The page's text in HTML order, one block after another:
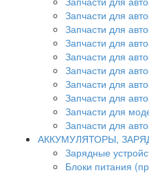
Запчасти для
Запчасти для
Запчасти для
Запчасти для
Запчасти для
Запчасти для
Запчасти для
Запчасти для
Запчасти для
АККУМУЛЯТОРЫ,
Зарядные
Блоки питания